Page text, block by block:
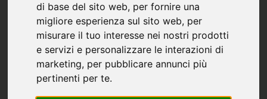
di base del sito web, per fornire una
migliore esperienza sul sito web, per
misurare il tuo interesse nei nostri prodotti
e servizi e personalizzare le interazioni di
marketing, per pubblicare annunci più
pertinenti per te.